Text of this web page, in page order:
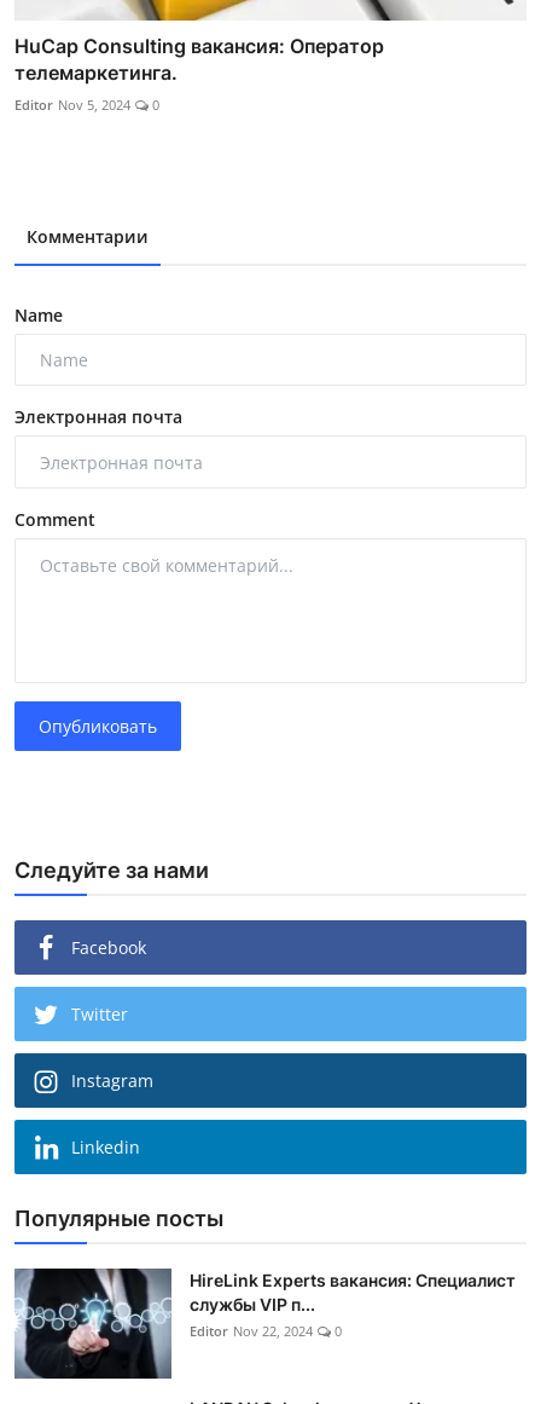
HuCap Consulting вакансия: Оператор
телемаркетинга.
Editor Nov 5, 2024 0
Комментарии
Name
Электронная почта
Comment
Опубликовать
Следуйте за нами
Facebook
Twitter
Instagram
Linkedin
Популярные посты
HireLink Experts вакансия: Специалист
службы VIP п...
Editor Nov 22, 2024 0